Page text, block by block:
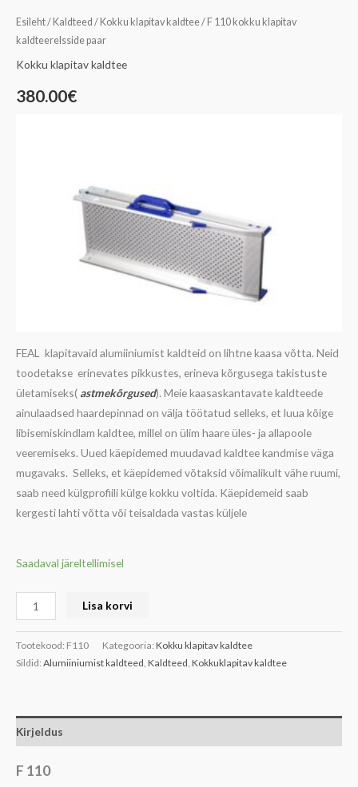
Esileht/ Kaldteed / Kokku klapitav kaldtee/ F 110 kokku klapitav
kaldteerelsside paar
Kokku klapitav kaldtee
380.00€
FEAL klapitavaid alumiiniumist kaldteid on lihtne kaasa võtta. Neid
toodetakse erinevates pikkustes, erineva kõrgusega takistuste
ületamiseks( astmekõrgused). Meie kaasaskantavate kaldteede
ainulaadsed haardepinnad on välja töötatud selleks, et luua kõige
libisemiskindlam kaldtee, millel on ülim haare üles- ja allapoole
veeremiseks. Uued käepidemed muudavad kaldtee kandmise väga
mugavaks. Selleks, et käepidemed võtaksid võimalikult vähe ruumi,
saab need külgprofiili külge kokku voltida. Käepidemeid saab
kergesti lahti võtta või teisaldada vastas küljele
Saadaval järeltellimisel
Lisa korvi
Tootekood: F110 Kategooria: Kokku klapitav kaldtee
Sildid: Alumiiniumist kaldteed, Kaldteed, Kokkuklapitav kaldtee
Kirjeldus
F 110